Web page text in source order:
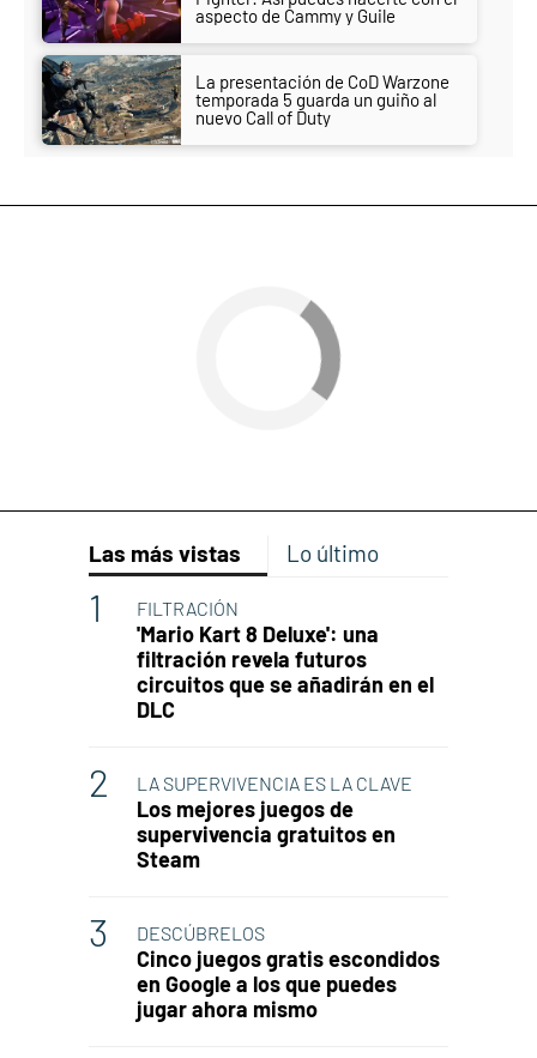
aspecto de Cammy y Guile
La presentación de CoD Warzone
temporada 5 guarda un guiño al
nuevo Call of Duty
Las más vistas Lo último
FILTRACIÓN
'Mario Kart 8 Deluxe': una
filtración revela futuros
circuitos que se añadirán en el
DLC
LA SUPERVIVENCIA ES LA CLAVE
Los mejores juegos de
supervivencia gratuitos en
Steam
DESCÚBRELOS
Cinco juegos gratis escondidos
en Google a los que puedes
jugar ahora mismo